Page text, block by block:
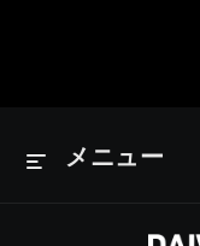
メニュー